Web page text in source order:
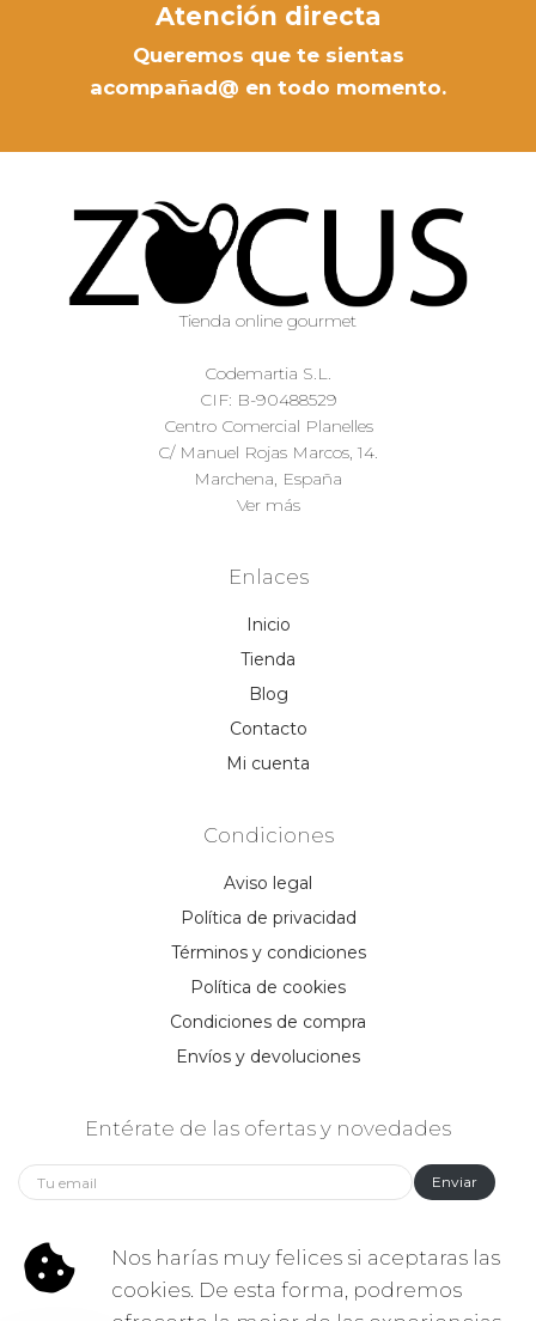
Atención directa
Queremos que te sientas
acompañad@ en todo momento.
Tienda online gourmet
Codemartia S.L.
CIF: B-90488529
Centro Comercial Planelles
C/ Manuel Rojas Marcos, 14.
Marchena, España
Ver más
Enlaces
Inicio
Tienda
Blog
Contacto
Mi cuenta
Condiciones
Aviso legal
Política de privacidad
Términos y condiciones
Política de cookies
Condiciones de compra
Envíos y devoluciones
Entérate de las ofertas y novedades
Enviar
Síguenos:
Nos harías muy felices si aceptaras las
cookies. De esta forma, podremos